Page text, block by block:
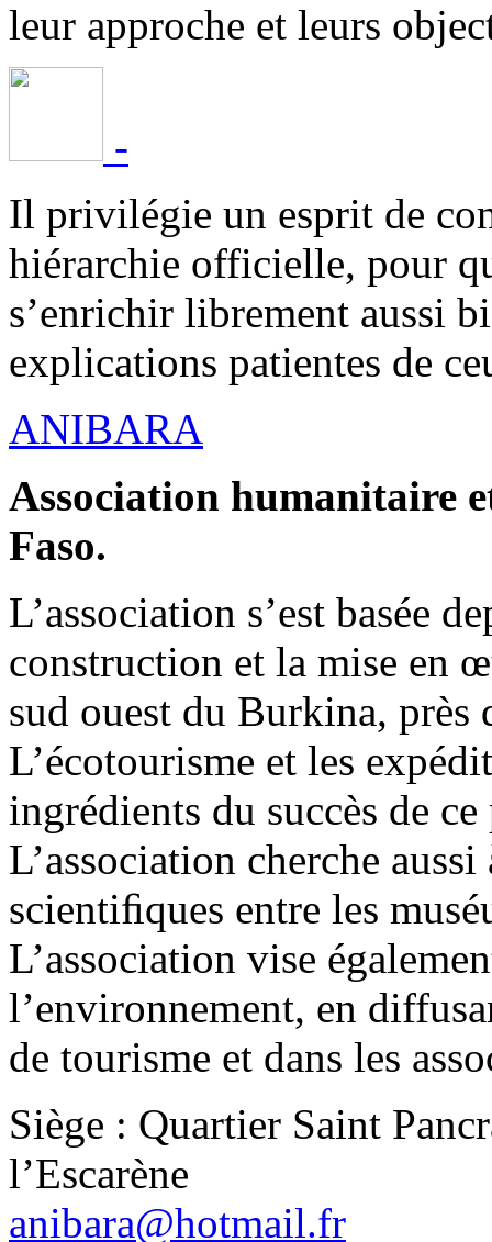
leur approche et leurs
-
Il privilégie un esprit de
hiérarchie officielle, pour
s’enrichir librement aussi
explications patientes de
ANIBARA
Association humanitaire
Faso.
L’association s’est basée
construction et la mise en
sud ouest du Burkina,
L’écotourisme et les
ingrédients du succès de
L’association cherche
scientiﬁques entre les
L’association vise
l’environnement, en
de tourisme et dans les
Siège : Quartier Saint
l’Escarène
anibara@hotmail.fr